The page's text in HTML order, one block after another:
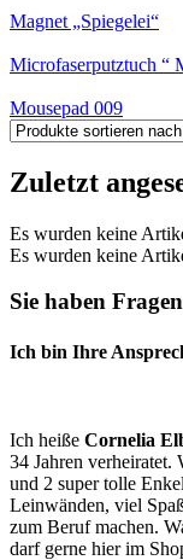
Magnet „Spiegelei“
Microfaserputztuch
Mousepad 009
Zuletzt
Es wurden keine
Es wurden keine
Sie haben
Ich bin Ihre
Ich heiße Cornelia
34 Jahren verheiratet.
und 2 super tolle
Leinwänden, viel
zum Beruf machen.
darf gerne hier im